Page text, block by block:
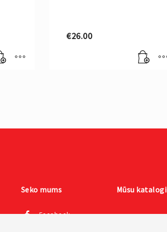
€26.00
Seko mums
Facebook
Mūsu katalogi